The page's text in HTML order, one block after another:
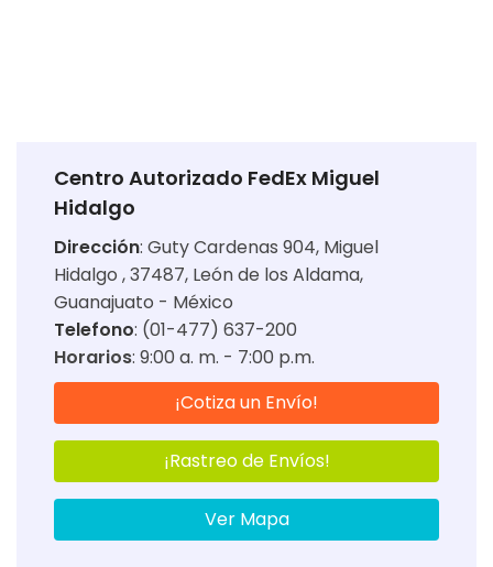
Centro Autorizado FedEx Miguel
Hidalgo
Dirección: Guty Cardenas 904, Miguel
Hidalgo , 37487, León de los Aldama,
Guanajuato - México
Telefono: (01-477) 637-200
Horarios: 9:00 a. m. - 7:00 p.m.
¡Cotiza un Envío!
¡Rastreo de Envíos!
Ver Mapa